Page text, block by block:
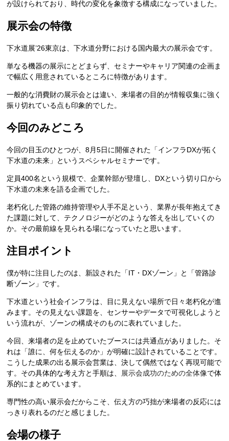
が設けられており、時代の変化を象徴する構成になっていました。
展示会の特徴
下水道展’26東京は、下水道分野における国内最大の展示会です。
単なる機器の展示にとどまらず、セミナーやキャリア関連の企画ま
で幅広く用意されているところに特徴があります。
一般的な消費財の展示会とは違い、来場者の目的が情報収集に強く
振り切れている点も印象的でした。
今回のみどころ
今回の目玉のひとつが、8月5日に開催された「インフラDXが拓く
下水道の未来」というスペシャルセミナーです。
定員400名という規模で、企業幹部が登壇し、DXという切り口から
下水道の未来を語る企画でした。
老朽化した管路の維持管理や人手不足という、業界が長年抱えてき
た課題に対して、テクノロジーがどのような答えを出していくの
か。その最前線を見られる場になっていたと思います。
注目ポイント
僕が特に注目したのは、新設された「IT・DXゾーン」と「管路診
断ゾーン」です。
下水道という社会インフラは、目に見えない場所で日々老朽化が進
みます。その見えない課題を、センサーやデータで可視化しようと
いう流れが、ゾーンの構成そのものに表れていました。
今回、来場者の足を止めていたブースには共通点がありました。そ
れは「誰に、何を伝えるのか」が明確に設計されていることです。
こうした成果の出る展示会営業は、決して偶然ではなく再現可能で
す。その具体的な考え方と手順は、 展示会成功のための全体像で体
系的にまとめています。
専門性の高い展示会だからこそ、伝え方の巧拙が来場者の反応には
っきり表れるのだと感じました。
会場の様子